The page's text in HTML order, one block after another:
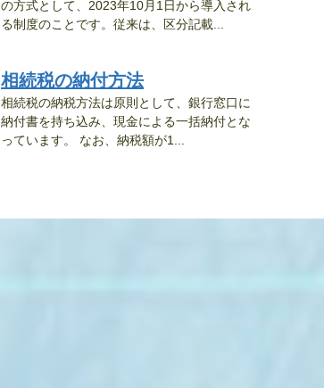
の方式として、2023年10月1日から導入され
る制度のことです。従来は、区分記載...
相続税の納付方法
相続税の納税方法は原則として、銀行窓口に
納付書を持ち込み、現金による一括納付とな
っています。 なお、納税額が1...